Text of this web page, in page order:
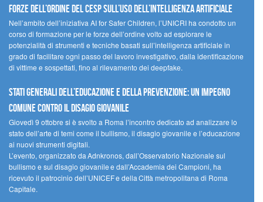
forze dell’ordine del CESP sull’uso dell’Intelligenza Artificiale
Nell’ambito dell’iniziativa AI for Safer Children, l’UNICRI ha condotto un
corso di formazione per le forze dell’ordine volto ad esplorare le
potenzialità di strumenti e tecniche basati sull’intelligenza artificiale in
grado di facilitare ogni passo del lavoro investigativo, dalla identificazione
di vittime e sospettati, fino al rilevamento dei deepfake.
Stati Generali dell’Educazione e della Prevenzione: un impegno
comune contro il disagio giovanile
Giovedì 9 ottobre si è svolto a Roma l’incontro dedicato ad analizzare lo
stato dell’arte di temi come il bullismo, il disagio giovanile e l’educazione
ai nuovi strumenti digitali.
L’evento, organizzato da Adnkronos, dall’Osservatorio Nazionale sul
bullismo e sul disagio giovanile e dall’Accademia dei Campioni, ha
ricevuto il patrocinio dell’UNICEF e della Città metropolitana di Roma
Capitale.